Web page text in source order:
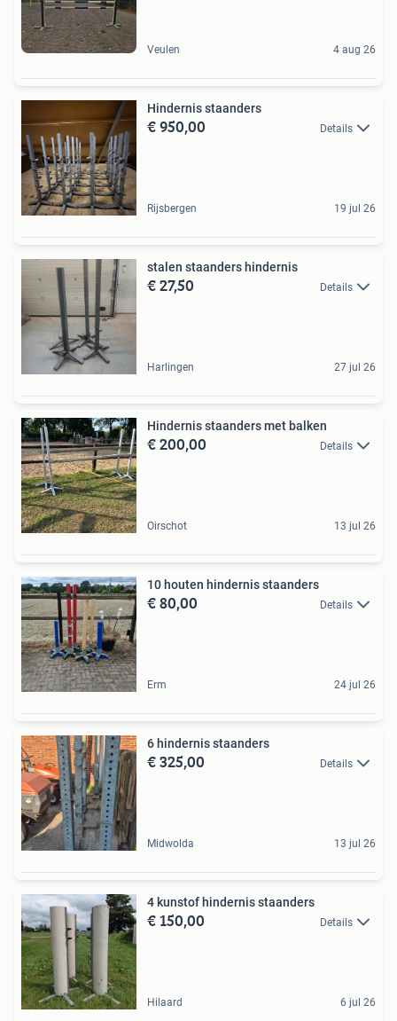
Veulen 4 aug 26
Hindernis staanders
€ 950,00 Details
Rijsbergen 19 jul 26
stalen staanders hindernis
€ 27,50 Details
Harlingen 27 jul 26
Hindernis staanders met balken
€ 200,00 Details
Oirschot 13 jul 26
10 houten hindernis staanders
€ 80,00 Details
Erm 24 jul 26
6 hindernis staanders
€ 325,00 Details
Midwolda 13 jul 26
4 kunstof hindernis staanders
€ 150,00 Details
Hilaard 6 jul 26